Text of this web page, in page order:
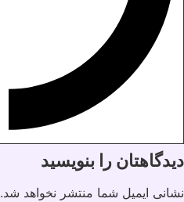
دیدگاهتان را بنویسید
نشانی ایمیل شما منتشر نخواهد شد.